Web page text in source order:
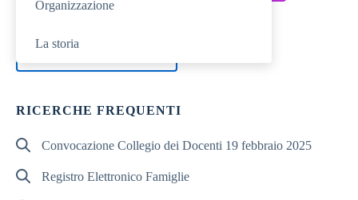
Organizzazione
La storia
RICERCHE FREQUENTI
Convocazione Collegio dei Docenti 19 febbraio 2025
Registro Elettronico Famiglie